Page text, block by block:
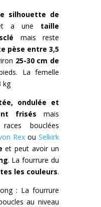
silhouette de
a une taille
mais reste
pèse entre 3,5
25-30 cm de
La femelle
kg
ondulée et
frisés mais
bouclées
Rexou Selkirk
et peut avoir un
. La fourrure du
les couleurs.
: La fourrure
au niveau